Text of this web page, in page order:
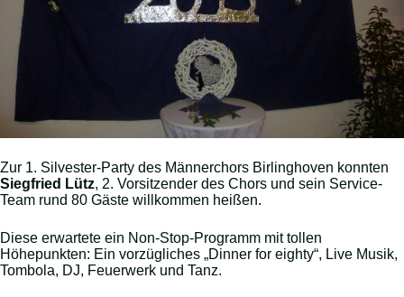
Zur 1. Silvester-Party des Männerchors Birlinghoven konnten
Siegfried Lütz, 2. Vorsitzender des Chors und sein Service-
Team rund 80 Gäste willkommen heißen.
Diese erwartete ein Non-Stop-Programm mit tollen
Höhepunkten: Ein vorzügliches „Dinner for eighty“, Live Musik,
Tombola, DJ, Feuerwerk und Tanz.